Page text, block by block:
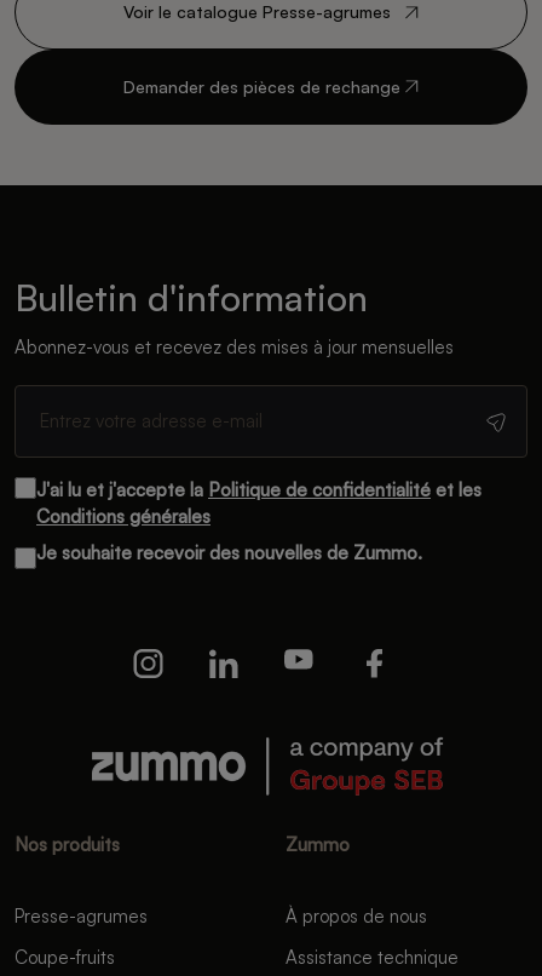
Voir le catalogue Presse-agrumes
Demander des pièces de rechange
Nos produits
Presse-agrumes
Coupe-fruits
Zummo
À propos de nous
Assistance technique
Bulletin d'information
Abonnez-vous et recevez des mises à jour mensuelles
J'ai lu et j'accepte la Politique de confidentialité et les
Conditions générales
Je souhaite recevoir des nouvelles de Zummo.